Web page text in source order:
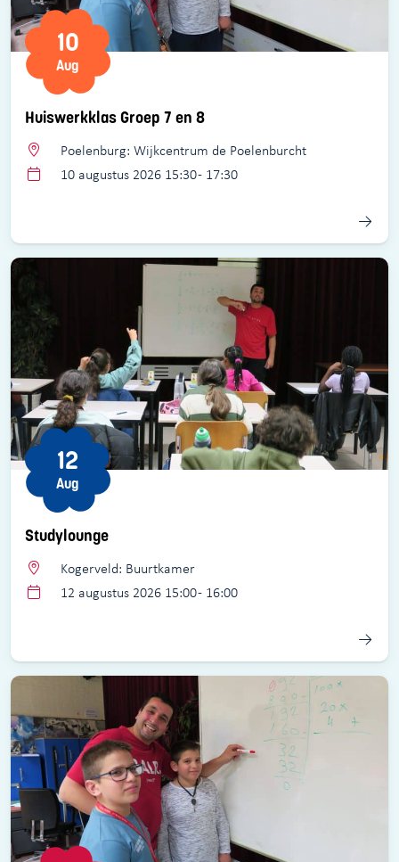
Huiswerkklas Groep 7 en 8
10
Aug
Poelenburg: Wijkcentrum de Poelenburcht
10 augustus 2026 15:30 - 17:30
Studylounge
12
Aug
Kogerveld: Buurtkamer
12 augustus 2026 15:00 - 16:00